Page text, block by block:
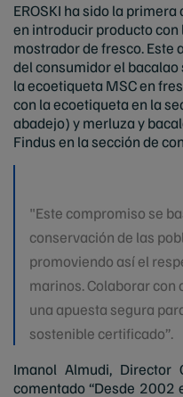
EROSKI ha sido la
en introducir producto
mostrador de fresco. Este
del consumidor el bacalao
la ecoetiqueta MSC en
con la ecoetiqueta en la
abadejo) y merluza y
Findus en la sección de
"Este compromiso se
conservación de las
promoviendo así el
marinos.Colaborar con
una apuesta segura
sostenible certificado”.
Imanol Almudi, Director
comentado “Desde 2002